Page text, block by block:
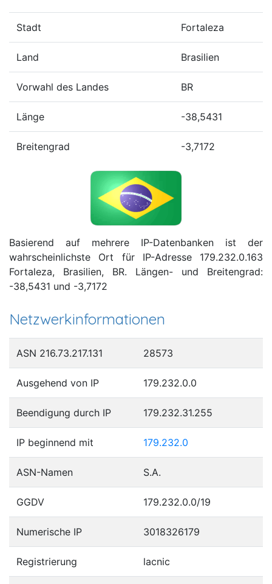
Stadt Fortaleza
Land Brasilien
Vorwahl des Landes BR
Länge -38,5431
Breitengrad -3,7172
Basierend auf mehrere IP-Datenbanken ist der
wahrscheinlichste Ort für IP-Adresse 179.232.0.163
Fortaleza, Brasilien, BR. Längen- und Breitengrad:
-38,5431 und -3,7172
Netzwerkinformationen
ASN 216.73.217.131 28573
Ausgehend von IP 179.232.0.0
Beendigung durch IP 179.232.31.255
IP beginnend mit 179.232.0
ASN-Namen S.A.
GGDV 179.232.0.0/19
Numerische IP 3018326179
Registrierung lacnic